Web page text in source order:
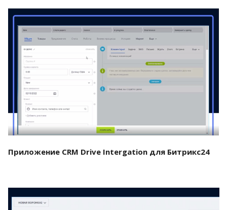
Смотреть проект
Приложение CRM Drive Intergation для Битрикс24